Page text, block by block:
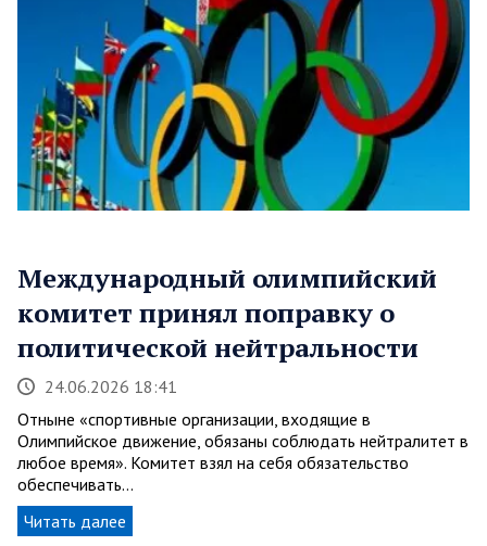
Международный олимпийский
комитет принял поправку о
политической нейтральности
24.06.2026 18:41
Отныне «спортивные организации, входящие в
Олимпийское движение, обязаны соблюдать нейтралитет в
любое время». Комитет взял на себя обязательство
обеспечивать…
Читать далее